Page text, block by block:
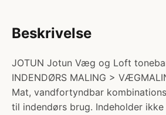
Beskrivelse
JOTUN Jotun Væg og Loft
INDENDØRS MALING >
Mat, vandfortyndbar
til indendørs brug. Indeholder